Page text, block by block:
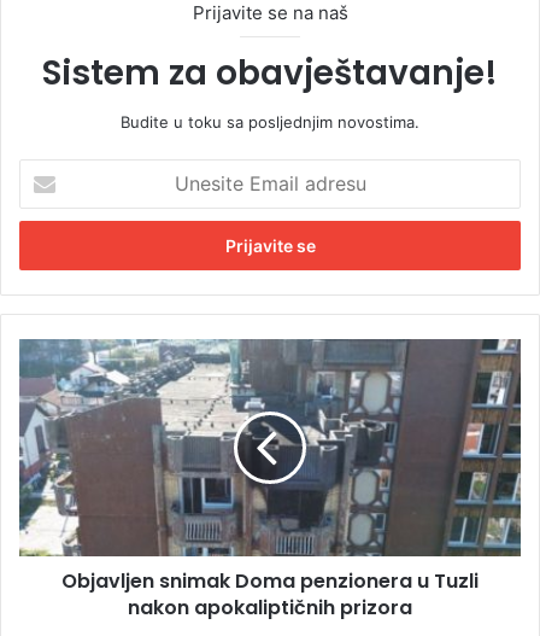
Prijavite se na naš
Sistem za obavještavanje!
Budite u toku sa posljednjim novostima.
e
i
t
m
a
l
a
d
r
e
O
b
j
a
v
l
j
e
n
Objavljen snimak Doma penzionera u Tuzli
nakon apokaliptičnih prizora